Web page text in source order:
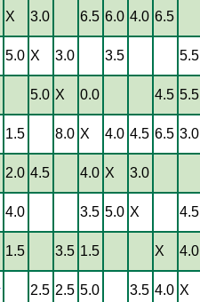
X 3.0 6.5 6.0 4.0 6.5
5.0 X 3.0 3.5 5.5
5.0 X 0.0 4.5 5.5
1.5 8.0 X 4.0 4.5 6.5 3.0
2.0 4.5 4.0 X 3.0
4.0 3.5 5.0 X 4.5
1.5 3.5 1.5 X 4.0
2.5 2.5 5.0 3.5 4.0 X